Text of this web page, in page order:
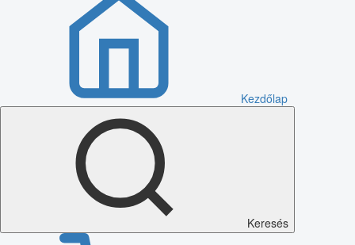
Kezdőlap
Keresés